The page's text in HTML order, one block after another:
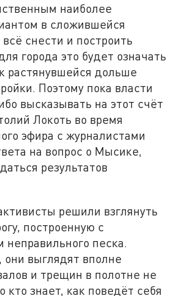
наиболее
в сложившейся
снести и построить
города это будет означать
растянувшейся дольше
Поэтому пока власти
высказывать на этот счёт
Локоть во время
эфира с журналистами
на вопрос о Мысике,
результатов
решили взглянуть
построенную с
неправильного песка.
они выглядят вполне
и трещин в полотне не
кто знает, как поведёт себя